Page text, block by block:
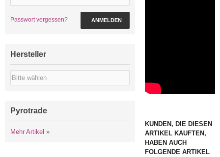
KUNDEN, DIE DIESEN
ARTIKEL KAUFTEN,
HABEN AUCH
FOLGENDE ARTIKEL
Passwort vergessen? ANMELDEN
Hersteller
Pyrotrade
Mehr Artikel »